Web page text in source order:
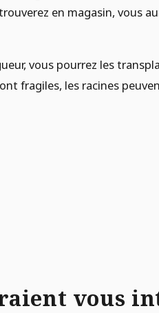
en magasin, vous
vous pourrez les
fragiles, les racines
vous